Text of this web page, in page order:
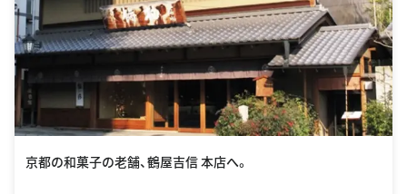
京都の和菓子の老舗、鶴屋吉信 本店へ。